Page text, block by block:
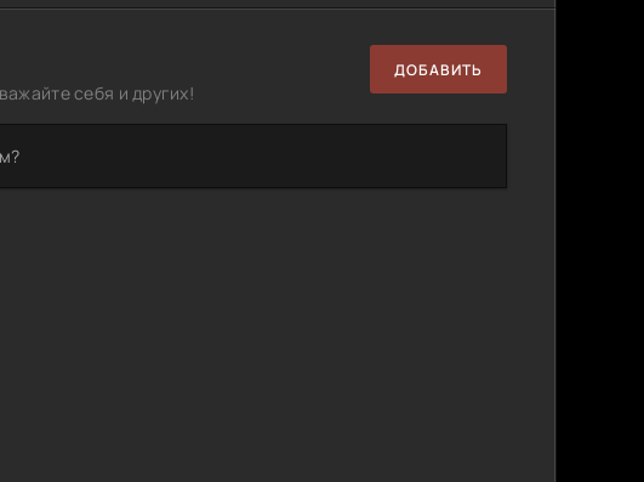
себя и других!
ДОБАВИТЬ